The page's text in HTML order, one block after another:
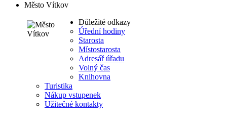
Město Vítkov
Důležité odkazy
Úřední hodiny
Starosta
Místostarosta
Adresář úřadu
Volný čas
Knihovna
Turistika
Nákup vstupenek
Užitečné kontakty